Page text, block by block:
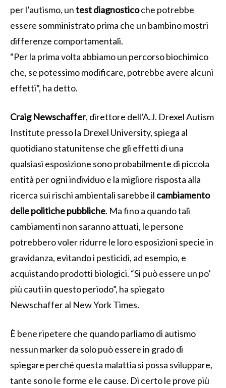
per l’autismo, untest diagnosticoche potrebbe
essere somministrato prima che un bambino mostri
differenze comportamentali.
“Per la prima volta abbiamo un percorso biochimico
che, se potessimo modificare, potrebbe avere alcuni
effetti”, ha detto.
Craig Newschaffer, direttore dell’A.J. Drexel Autism
Institute presso la Drexel University, spiega al
quotidiano statunitense che gli effetti di una
qualsiasi esposizione sono probabilmente di piccola
entità per ogni individuo e la migliore risposta alla
ricerca sui rischi ambientali sarebbe il cambiamento
delle politiche pubbliche. Ma fino a quando tali
cambiamenti non saranno attuati, le persone
potrebbero voler ridurre le loro esposizioni specie in
gravidanza, evitando i pesticidi, ad esempio, e
acquistando prodotti biologici. “Si può essere un po’
più cauti in questo periodo”, ha spiegato
Newschaffer al New York Times.
È bene ripetere che quando parliamo di autismo
nessun marker da solo può essere in grado di
spiegare perché questa malattia si possa sviluppare,
tante sono le forme e le cause. Di certo le prove più